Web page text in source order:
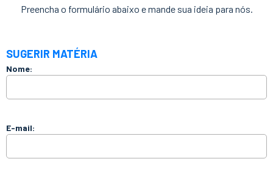
Preencha o formulário abaixo e mande sua ideia para nós.
SUGERIR MATÉRIA
Nome:
E-mail: